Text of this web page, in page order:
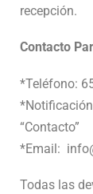
recepción.
Contacto
*Teléfono:
“Contacto”
*Email:
Todas las